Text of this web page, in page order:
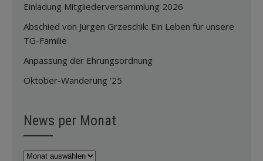
Einladung Mitgliederversammlung 2026
Abschied von Jürgen Grzeschik: Ein Leben für unsere
TG-Familie
Anpassung der Ehrungsordnung
Oktober-Wanderung ’25
News per Monat
News